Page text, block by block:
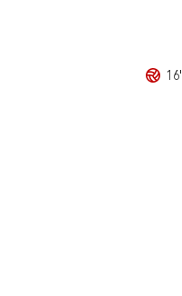
16'